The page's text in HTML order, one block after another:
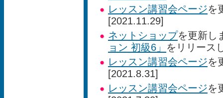
レッスン講習会ページを
[2021.11.29]
ネットショップを更新し
ョン 初級6」 をリリース
レッスン講習会ページを
[2021.8.31]
レッスン講習会ページを